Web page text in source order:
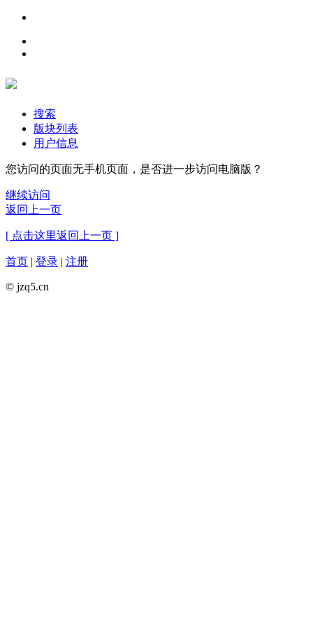
搜索
版块列表
用户信息
您访问的页面无手机页面，是否进一步访问电脑版？
继续访问
返回上一页
[ 点击这里返回上一页 ]
首页 | 登录 | 注册
© jzq5.cn